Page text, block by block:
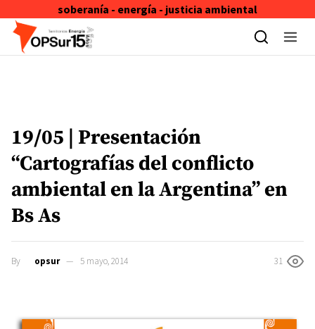
soberanía - energía - justicia ambiental
Skip to content
19/05 | Presentación
“Cartografías del conflicto
ambiental en la Argentina” en
Bs As
By opsur 5 mayo, 2014 31